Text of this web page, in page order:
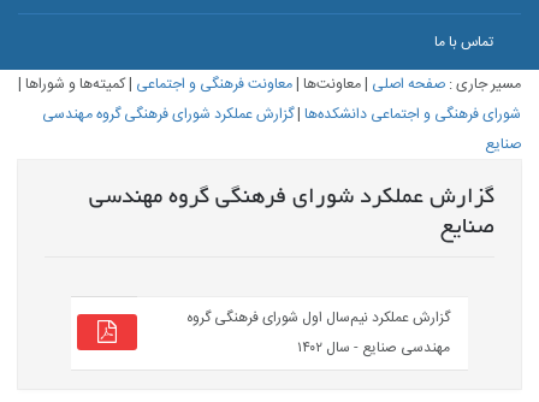
تماس با ما
مسیر جاری :صفحه اصلی |معاونت‌ها|معاونت فرهنگی و اجتماعی |کمیته‌ها و شوراها|
شورای فرهنگی و اجتماعی دانشکده‌ها|گزارش عملکرد شورای فرهنگی گروه مهندسی
صنایع
گزارش عملکرد شورای فرهنگی گروه مهندسی
صنایع
گزارش عملکرد نیم‌سال اول شورای فرهنگی گروه
مهندسی صنایع - سال ۱۴۰۲